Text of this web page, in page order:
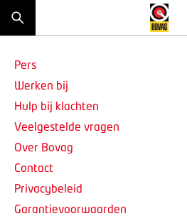
Pers
Werken bij
Hulp bij klachten
Veelgestelde vragen
Over Bovag
Contact
Privacybeleid
Garantievoorwaarden